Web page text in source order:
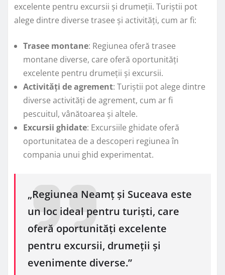
excelente pentru excursii și drumeții. Turiștii pot
alege dintre diverse trasee și activități, cum ar fi:
Trasee montane: Regiunea oferă trasee
montane diverse, care oferă oportunități
excelente pentru drumeții și excursii.
Activități de agrement: Turiștii pot alege dintre
diverse activități de agrement, cum ar fi
pescuitul, vânătoarea și altele.
Excursii ghidate: Excursiile ghidate oferă
oportunitatea de a descoperi regiunea în
compania unui ghid experimentat.
„Regiunea Neamț și Suceava este
un loc ideal pentru turiști, care
oferă oportunități excelente
pentru excursii, drumeții și
evenimente diverse.”